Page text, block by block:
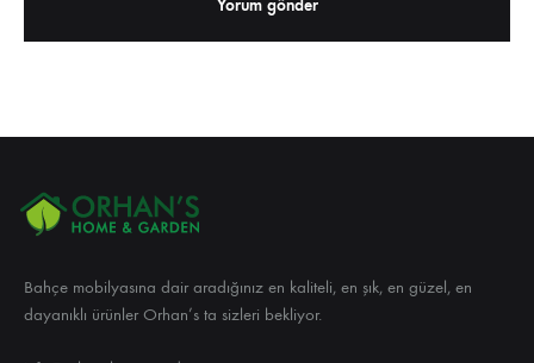
Bahçe mobilyasına dair aradığınız en kaliteli, en şık, en güzel, en
dayanıklı ürünler Orhan’s ta sizleri bekliyor.